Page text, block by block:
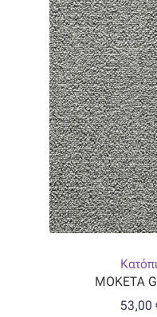
ΜΟΚΕΤΑ
53,00